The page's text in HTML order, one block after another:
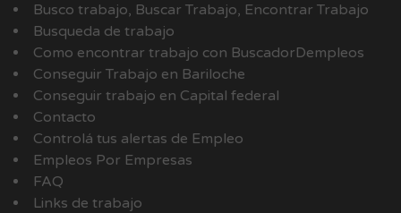
Busco trabajo, Buscar Trabajo, Encontrar Trabajo
Busqueda de trabajo
Como encontrar trabajo con BuscadorDempleos
Conseguir Trabajo en Bariloche
Conseguir trabajo en Capital federal
Contacto
Controlá tus alertas de Empleo
Empleos Por Empresas
FAQ
Links de trabajo